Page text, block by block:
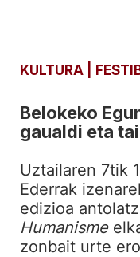
KULTURA |
Belokeko
gaualdi eta
Uztailaren 7tik
Ederrak
edizioa
Humanisme
zonbait urte